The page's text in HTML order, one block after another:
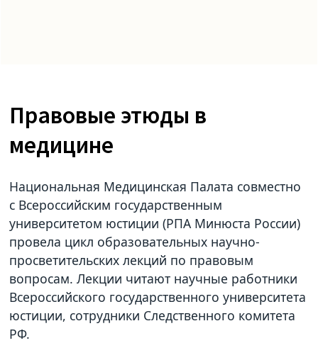
Правовые этюды в
медицине
Национальная Медицинская Палата совместно
с Всероссийским государственным
университетом юстиции (РПА Минюста России)
провела цикл образовательных научно-
просветительских лекций по правовым
вопросам. Лекции читают научные работники
Всероссийского государственного университета
юстиции, сотрудники Следственного комитета
РФ.